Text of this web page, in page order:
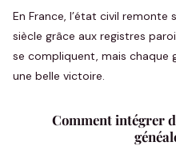
En France, l’état civil remonte
siècle grâce aux registres
se compliquent, mais chaque
une belle victoire.
Comment intégrer